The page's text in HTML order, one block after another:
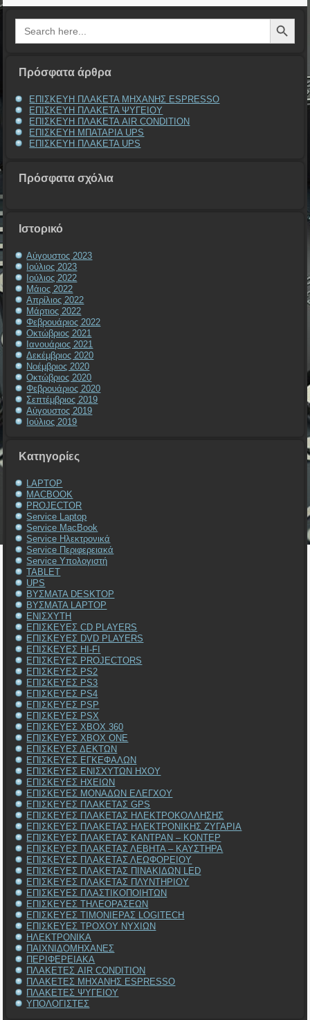
Search
for:
Search Button
Πρόσφατα άρθρα
ΕΠΙΣΚΕΥΗ ΠΛΑΚΕΤΑ ΜΗΧΑΝΗΣ ESPRESSO
ΕΠΙΣΚΕΥΗ ΠΛΑΚΕΤΑ ΨΥΓΕΙΟΥ
ΕΠΙΣΚΕΥΗ ΠΛΑΚΕΤΑ AIR CONDITION
ΕΠΙΣΚΕΥΗ ΜΠΑΤΑΡΙΑ UPS
ΕΠΙΣΚΕΥΗ ΠΛΑΚΕΤΑ UPS
Πρόσφατα σχόλια
Ιστορικό
Αύγουστος 2023
Ιούλιος 2023
Ιούλιος 2022
Μάιος 2022
Απρίλιος 2022
Μάρτιος 2022
Φεβρουάριος 2022
Οκτώβριος 2021
Ιανουάριος 2021
Δεκέμβριος 2020
Νοέμβριος 2020
Οκτώβριος 2020
Φεβρουάριος 2020
Σεπτέμβριος 2019
Αύγουστος 2019
Ιούλιος 2019
Kατηγορίες
LAPTOP
MACBOOK
PROJECTOR
Service Laptop
Service MacBook
Service Ηλεκτρονικά
Service Περιφερειακά
Service Υπολογιστή
TABLET
UPS
ΒΥΣΜΑΤΑ DESKTOP
ΒΥΣΜΑΤΑ LAPTOP
ΕΝΙΣΧΥΤΗ
ΕΠΙΣΚΕΥΕΣ CD PLAYERS
ΕΠΙΣΚΕΥΕΣ DVD PLAYERS
ΕΠΙΣΚΕΥΕΣ HI-FI
ΕΠΙΣΚΕΥΕΣ PROJECTORS
ΕΠΙΣΚΕΥΕΣ PS2
ΕΠΙΣΚΕΥΕΣ PS3
ΕΠΙΣΚΕΥΕΣ PS4
ΕΠΙΣΚΕΥΕΣ PSP
ΕΠΙΣΚΕΥΕΣ PSX
ΕΠΙΣΚΕΥΕΣ XBOX 360
ΕΠΙΣΚΕΥΕΣ XBOX ONE
ΕΠΙΣΚΕΥΕΣ ΔΕΚΤΩΝ
ΕΠΙΣΚΕΥΕΣ ΕΓΚΕΦΑΛΩΝ
ΕΠΙΣΚΕΥΕΣ ΕΝΙΣΧΥΤΩΝ ΗΧΟΥ
ΕΠΙΣΚΕΥΕΣ ΗΧΕΙΩΝ
ΕΠΙΣΚΕΥΕΣ ΜΟΝΑΔΩΝ ΕΛΕΓΧΟΥ
ΕΠΙΣΚΕΥΕΣ ΠΛΑΚΕΤΑΣ GPS
ΕΠΙΣΚΕΥΕΣ ΠΛΑΚΕΤΑΣ ΗΛΕΚΤΡΟΚΟΛΛΗΣΗΣ
ΕΠΙΣΚΕΥΕΣ ΠΛΑΚΕΤΑΣ ΗΛΕΚΤΡΟΝΙΚΗΣ ΖΥΓΑΡΙΑ
ΕΠΙΣΚΕΥΕΣ ΠΛΑΚΕΤΑΣ ΚΑΝΤΡΑΝ – ΚΟΝΤΕΡ
ΕΠΙΣΚΕΥΕΣ ΠΛΑΚΕΤΑΣ ΛΕΒΗΤΑ – ΚΑΥΣΤΗΡΑ
ΕΠΙΣΚΕΥΕΣ ΠΛΑΚΕΤΑΣ ΛΕΩΦΟΡΕΙΟΥ
ΕΠΙΣΚΕΥΕΣ ΠΛΑΚΕΤΑΣ ΠΙΝΑΚΙΔΩΝ LED
ΕΠΙΣΚΕΥΕΣ ΠΛΑΚΕΤΑΣ ΠΛΥΝΤΗΡΙΟΥ
ΕΠΙΣΚΕΥΕΣ ΠΛΑΣΤΙΚΟΠΟΙΗΤΩΝ
ΕΠΙΣΚΕΥΕΣ ΤΗΛΕΟΡΑΣΕΩΝ
ΕΠΙΣΚΕΥΕΣ ΤΙΜΟΝΙΕΡΑΣ LOGITECH
ΕΠΙΣΚΕΥΕΣ ΤΡΟΧΟΥ ΝΥΧΙΩΝ
ΗΛΕΚΤΡΟΝΙΚΑ
ΠΑΙΧΝΙΔΟΜΗΧΑΝΕΣ
ΠΕΡΙΦΕΡΕΙΑΚΑ
ΠΛΑΚΕΤΕΣ AIR CONDITION
ΠΛΑΚΕΤΕΣ ΜΗΧΑΝΗΣ ESPRESSO
ΠΛΑΚΕΤΕΣ ΨΥΓΕΙΟΥ
ΥΠΟΛΟΓΙΣΤΕΣ